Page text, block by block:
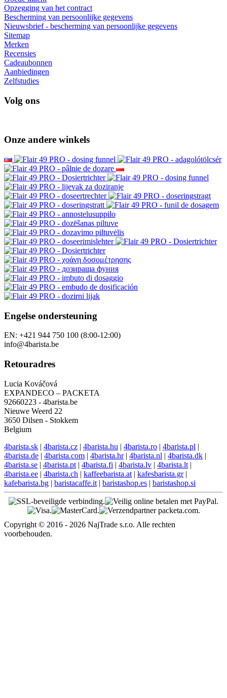
Opzegging van het contract
Bescherming van persoonlijke gegevens
Nieuwsbrief - bescherming van persoonlijke gegevens
Sitemap
Merken
Recensies
Cadeaubonnen
Aanbiedingen
Zelfstudies
Volg ons
Onze andere winkels
Engelse ondersteuning
EN: +421 944 750 100 (8:00-12:00)
info@4barista.be
Retouradres
Lucia Kováčová
EXPANDECO – PACKETA
92660223 - 4barista.be
Nieuwe Weerd 22
3650 Dilsen - Stokkem
Belgium
4barista.sk | 4barista.cz | 4barista.hu | 4barista.ro | 4barista.pl |
4barista.de | 4barista.com | 4barista.hr| 4barista.nl | 4barista.dk |
4barista.se | 4barista.pt | 4barista.fi | 4barista.lv | 4barista.lt |
4barista.ee | 4barista.ch | kaffeebarista.at | kafesbarista.gr|
kafebarista.bg | baristacaffe.it | baristashop.es | baristashop.si
Copyright © 2016 - 2026 NajTrade s.r.o. Alle rechten
voorbehouden.